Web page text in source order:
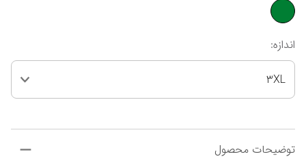
اندازه:
3XL
توضیحات محصول